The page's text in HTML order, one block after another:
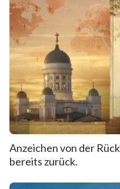
Anzeichen von der
bereits zurück.